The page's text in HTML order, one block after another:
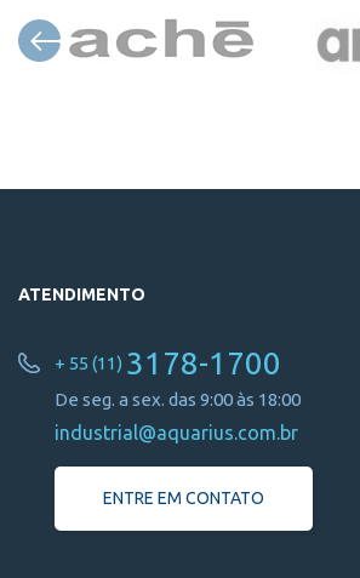
ATENDIMENTO
+ 55 (11) 3178-1700
De seg. a sex. das 9:00 às 18:00
industrial@aquarius.com.br
ENTRE EM CONTATO